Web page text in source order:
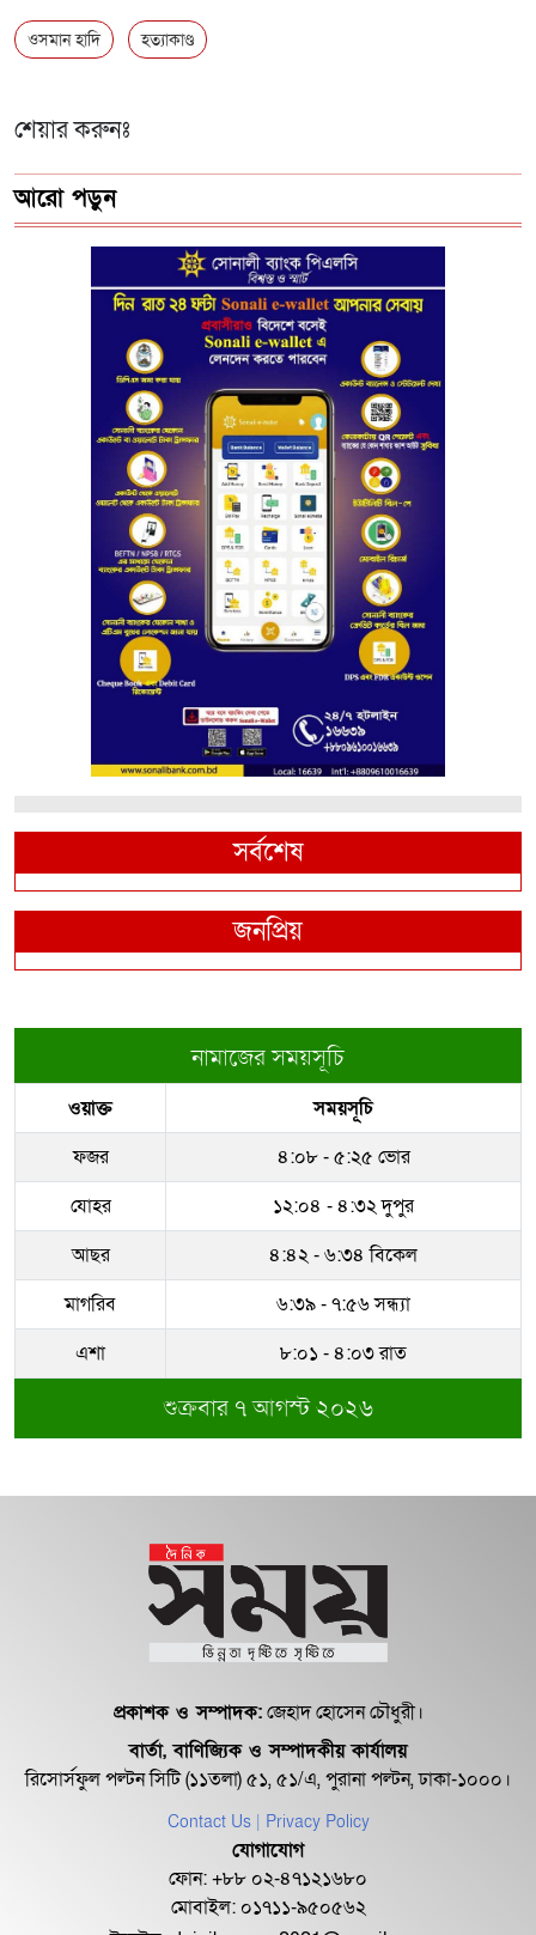
ওসমান হাদি হত্যাকাণ্ড
শেয়ার করুনঃ
আরো পড়ুন
সর্বশেষ
জনপ্রিয়
নামাজের সময়সূচি
ওয়াক্ত
সময়সূচি
ফজর
৪:০৮ - ৫:২৫ ভোর
যোহর
১২:০৪ - ৪:৩২ দুপুর
আছর
৪:৪২ - ৬:৩৪ বিকেল
মাগরিব
৬:৩৯ - ৭:৫৬ সন্ধ্যা
এশা
৮:০১ - ৪:০৩ রাত
শুক্রবার ৭ আগস্ট ২০২৬
প্রকাশক ও সম্পাদক:জেহাদ হোসেন চৌধুরী।
বার্তা, বাণিজ্যিক ও সম্পাদকীয় কার্যালয়
রিসোর্সফুল পল্টন সিটি (১১তলা) ৫১, ৫১/এ, পুরানা পল্টন, ঢাকা-১০০০।
Contact Us | Privacy Policy
যোগাযোগ
ফোন: +৮৮ ০২-৪৭১২১৬৮০
মোবাইল: ০১৭১১-৯৫০৫৬২